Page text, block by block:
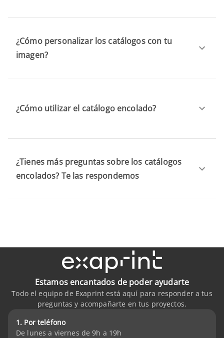
¿Cómo personalizar los catálogos con tu
imagen?
¿Cómo utilizar el catálogo encolado?
¿Tienes más preguntas sobre los catálogos
encolados? Te las respondemos
Estamos encantados de poder ayudarte
Todo el equipo de Exaprint está aquí para responder a tus
preguntas y acompañarte en tus proyectos.
1. Por teléfono
De lunes a viernes de 9h a 19h